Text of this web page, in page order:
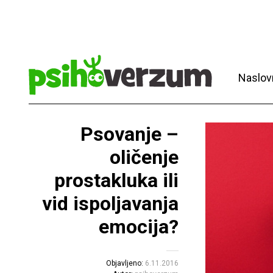
Psovanje –
oličenje
prostakluka ili
vid ispoljavanja
emocija?
Objavljeno: 6.11.2016